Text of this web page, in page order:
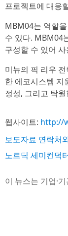
프로젝트에 대응
MBM04는 역할
수 있다. MBM04
구성할 수 있어
미뉴의 픽 리우
한 에코시스템 지
정성, 그리고 탁
웹사이트: http://
보도자료 연락처
노르딕 세미컨덕
이 뉴스는 기업·